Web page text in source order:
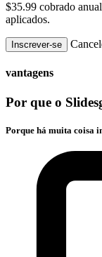
$35.99 cobrado
aplicados.
Inscrever-se
vantagens
Por que o
Porque há muita coisa